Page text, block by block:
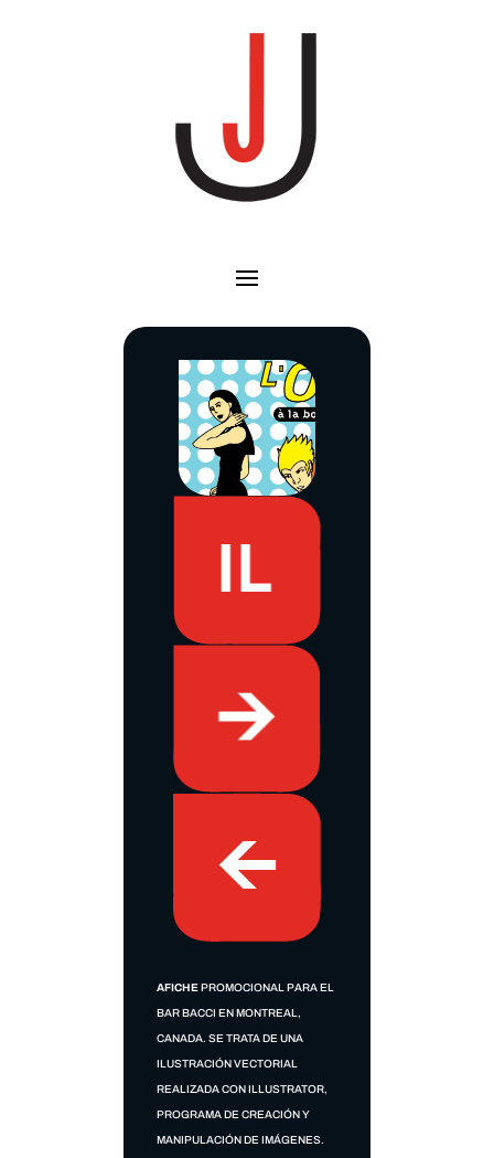
AFICHEPROMOCIONAL PARA EL
BAR BACCI EN MONTREAL,
CANADA. SE TRATA DE UNA
ILUSTRACIÓN VECTORIAL
REALIZADA CON ILLUSTRATOR,
PROGRAMA DE CREACIÓN Y
MANIPULACIÓN DE IMÁGENES.